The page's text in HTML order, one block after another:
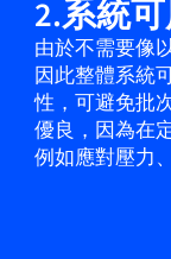
2.系統
由於不需要像
因此整體系統
性，可避免批
優良，因為在
例如應對壓力